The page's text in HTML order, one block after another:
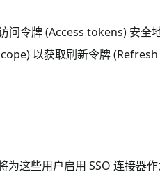
问令牌 (Access tokens) 安全
以获取刷新令牌
为这些用户启用 SSO 连接器